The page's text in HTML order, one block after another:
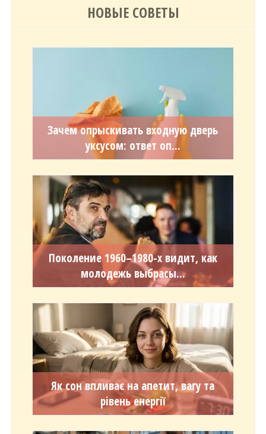
НОВЫЕ СОВЕТЫ
Зачем опрыскивать входную дверь
уксусом: ответ оп...
Поколение 1960–1980-х видит, как
молодежь выбрасы...
Як сон впливає на апетит, вагу та
рівень енергії